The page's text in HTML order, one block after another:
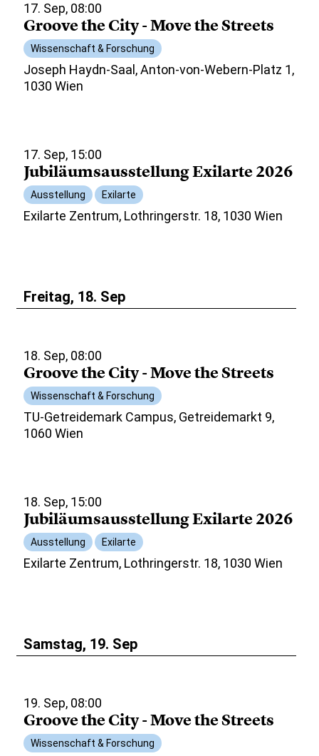
17. Sep, 08:00
Groove the City - Move the Streets
Wissenschaft & Forschung
Joseph Haydn-Saal, Anton-von-Webern-Platz 1,
1030 Wien
17. Sep, 15:00
Jubiläumsausstellung Exilarte 2026
Ausstellung Exilarte
Exilarte Zentrum, Lothringerstr. 18, 1030 Wien
Freitag, 18. Sep
18. Sep, 08:00
Groove the City - Move the Streets
Wissenschaft & Forschung
TU-Getreidemark Campus, Getreidemarkt 9,
1060 Wien
18. Sep, 15:00
Jubiläumsausstellung Exilarte 2026
Ausstellung Exilarte
Exilarte Zentrum, Lothringerstr. 18, 1030 Wien
Samstag, 19. Sep
19. Sep, 08:00
Groove the City - Move the Streets
Wissenschaft & Forschung